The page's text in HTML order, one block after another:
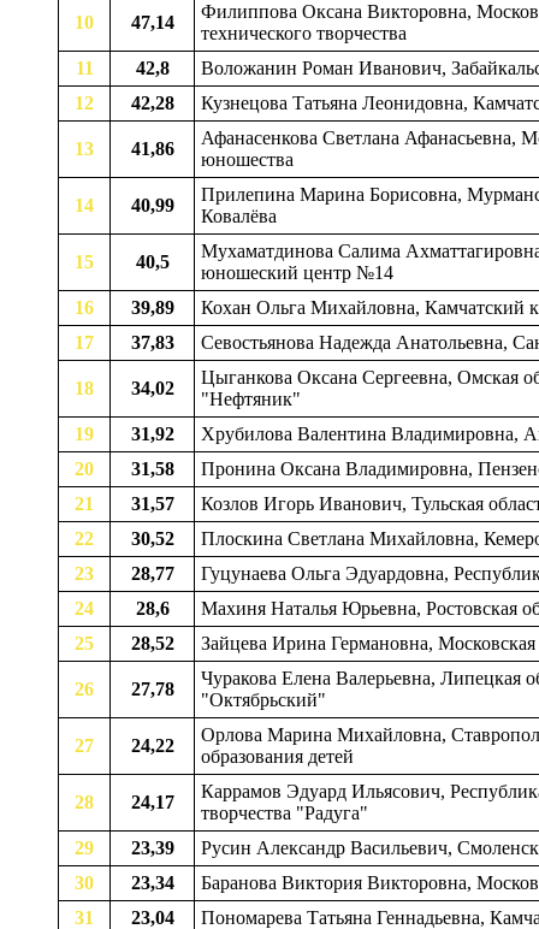
10 47,14
Филиппова Оксана Викторовна,
технического творчества
11
42,8
Воложанин Роман Иванович,
12
42,28 Кузнецова Татьяна Леонидовна,
13 41,86
Афанасенкова Светлана Афанасьевна,
юношества
14 40,99
Прилепина Марина Борисовна,
Ковалёва
15 40,5
Мухаматдинова Салима
юношеский центр №14
16
39,89
Кохан Ольга Михайловна, Камчатский
17
37,83 Севостьянова Надежда Анатольевна,
18 34,02
Цыганкова Оксана Сергеевна, Омская
"Нефтяник"
19
31,92
Хрубилова Валентина Владимировна,
20
31,58
Пронина Оксана Владимировна,
21
31,57
Козлов Игорь Иванович, Тульская
22
30,52
Плоскина Светлана Михайловна,
23
28,77
Гуцунаева Ольга Эдуардовна,
24
28,6
Махиня Наталья Юрьевна, Ростовская
25
28,52 Зайцева Ирина Германовна, Московская
26 27,78
Чуракова Елена Валерьевна, Липецкая
"Октябрьский"
27 24,22
Орлова Марина Михайловна,
образования детей
28 24,17
Каррамов Эдуард Ильясович,
творчества "Радуга"
29
23,39
Русин Александр Васильевич,
30
23,34
Баранова Виктория Викторовна,
31
23,04 Пономарева Татьяна Геннадьевна,